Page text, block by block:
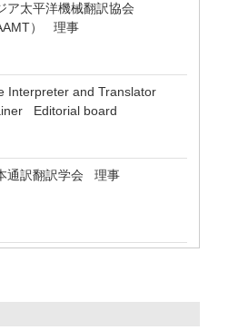
ア太平洋機械翻訳協会
） 理事
Interpreter and Translator
Editorial board
通訳翻訳学会 理事